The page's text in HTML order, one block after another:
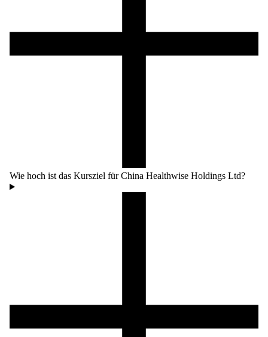
Wie hoch ist das Kursziel für China Healthwise Holdings Ltd?